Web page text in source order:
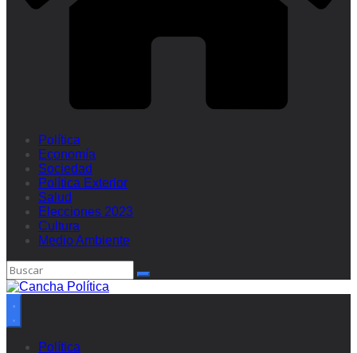
Política
Economía
Sociedad
Política Exterior
Salud
Elecciones 2023
Cultura
Medio Ambiente
Política